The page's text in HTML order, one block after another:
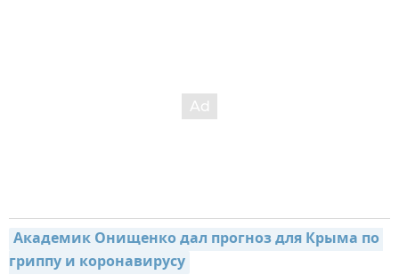
Академик Онищенко дал прогноз для Крыма по
гриппу и коронавирусу